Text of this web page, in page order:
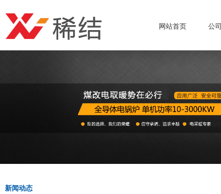
网站首页 公
新闻动态